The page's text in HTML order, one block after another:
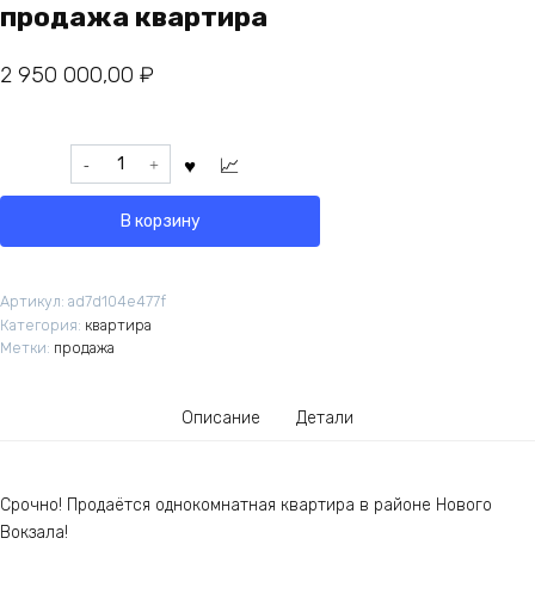
продажа квартира
2 950 000,00 ₽
Количество
товара
квартираВ корзину
Артикул: ad7d104e477f
Категория: квартира
Метки: продажа
Описание Детали
Срочно! Продаётся однокомнатная квартира в районе Нового
Вокзала!